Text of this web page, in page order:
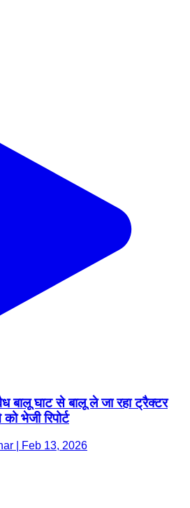
बालू घाट से बालू ले जा रहा ट्रैक्टर
भेजी रिपोर्ट
| Feb 13, 2026